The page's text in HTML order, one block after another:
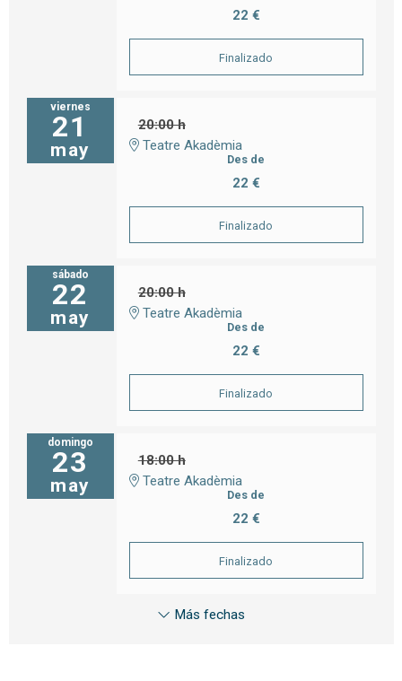
22 €
Finalizado
viernes
21
may
20:00 h
Teatre Akadèmia
Des de
22 €
Finalizado
sábado
22
may
20:00 h
Teatre Akadèmia
Des de
22 €
Finalizado
domingo
23
may
18:00 h
Teatre Akadèmia
Des de
22 €
Finalizado
Más fechas